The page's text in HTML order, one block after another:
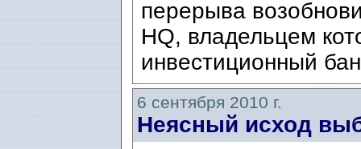
перерыва
HQ, владельцем
инвестиционный
6 сентября 2010 г.
Неясный исход